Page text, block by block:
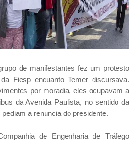
de manifestantes fez um protesto
Fiesp enquanto Temer discursava.
por moradia, eles ocupavam a
da Avenida Paulista, no sentido da
a renúncia do presidente.
de Engenharia de Tráfego